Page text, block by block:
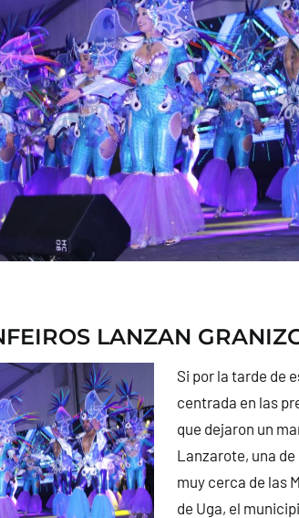
LANZAN
Si por la tarde de
centrada en las
que dejaron un
Lanzarote, una
muy cerca de las
de Uga, el